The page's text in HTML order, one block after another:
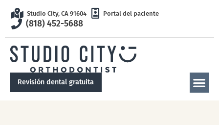
Studio City, CA 91604 Portal del paciente
(818) 452-5688
Revisión dental gratuita